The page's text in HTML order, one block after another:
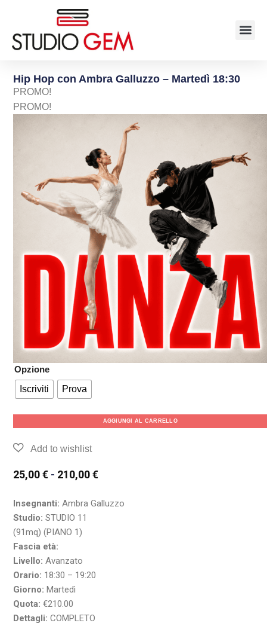
Hip Hop con Ambra Galluzzo – Martedì 18:30
PROMO!
PROMO!
Opzione
Iscriviti
Prova
AGGIUNGI AL CARRELLO
25,00€ - 210,00€
Insegnanti: Ambra Galluzzo
Studio: STUDIO 11
(91mq) (PIANO 1)
Fascia età:
Livello: Avanzato
Orario: 18:30 – 19:20
Giorno: Martedì
Quota: €210.00
Dettagli: COMPLETO